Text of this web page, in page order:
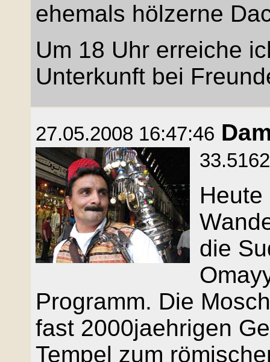
ehemals hölzerne
Um 18 Uhr erreiche
Unterkunft bei
27.05.2008 16:47:46
die
Programm. Die
fast 2000jaehrigen
Tempel zum